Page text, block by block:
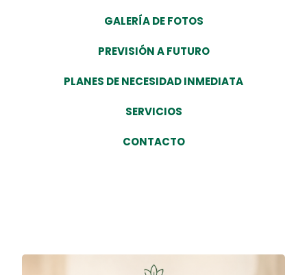
GALERÍA DE FOTOS
PREVISIÓN A FUTURO
PLANES DE NECESIDAD INMEDIATA
SERVICIOS
CONTACTO